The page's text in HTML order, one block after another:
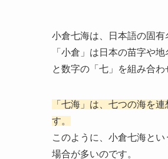
小倉七海は、日本語の固有
「小倉」は日本の苗字や
と数字の「七」を組み合わ
「七海」は、七つの海を
す。
このように、小倉七海と
場合が多いのです。